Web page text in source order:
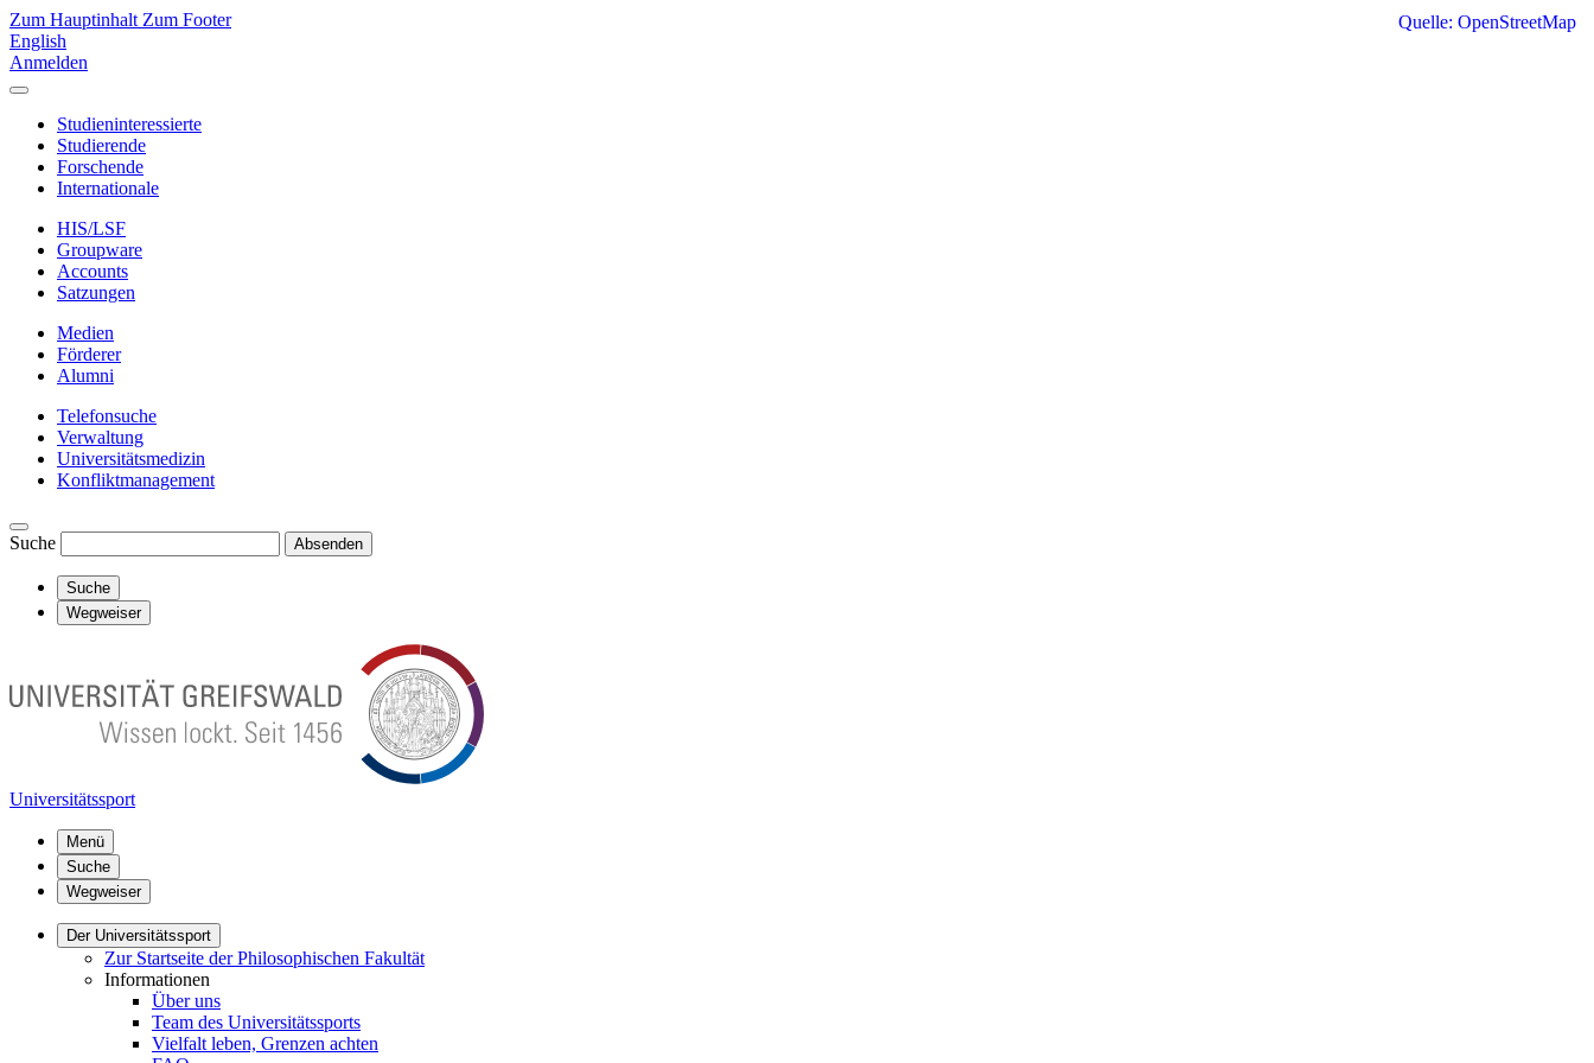
Zum Hauptinhalt Zum Footer
English
Anmelden
Studieninteressierte
Studierende
Forschende
Internationale
HIS/LSF
Groupware
Accounts
Satzungen
Medien
Förderer
Alumni
Telefonsuche
Verwaltung
Universitätsmedizin
Konfliktmanagement
Suche Absenden
Suche
Wegweiser
Universitätssport
Menü
Suche
Wegweiser
Der Universitätssport
Zur Startseite der Philosophischen Fakultät
Informationen
Über uns
Team des Universitätssports
Vielfalt leben, Grenzen achten
Quelle: OpenStreetMap